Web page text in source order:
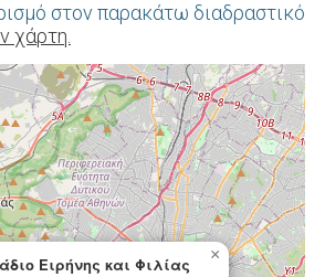
στον παρακάτω διαδραστικό
χάρτη.
Ειρήνης και Φιλίας ×